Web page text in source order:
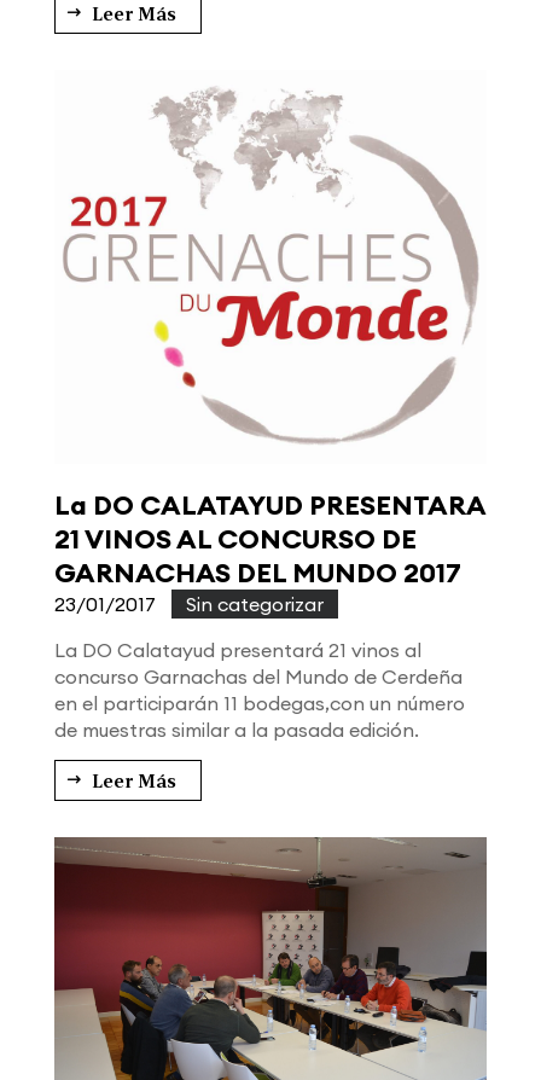
Leer Más
La DO CALATAYUD PRESENTARA
21 VINOS AL CONCURSO DE
GARNACHAS DEL MUNDO 2017
23/01/2017
Sin categorizar
La DO Calatayud presentará 21 vinos al
concurso Garnachas del Mundo de Cerdeña
en el participarán 11 bodegas,con un número
de muestras similar a la pasada edición.
Leer Más